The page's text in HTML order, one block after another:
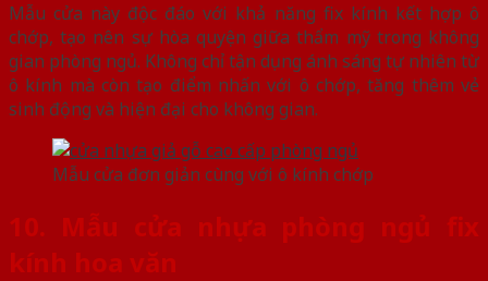
Mẫu cửa này độc đáo với khả năng fix kính kết hợp ô
chớp, tạo nên sự hòa quyện giữa thẩm mỹ trong không
gian phòng ngủ. Không chỉ tận dụng ánh sáng tự nhiên từ
ô kính mà còn tạo điểm nhấn với ô chớp, tăng thêm vẻ
sinh động và hiện đại cho không gian.
Mẫu cửa đơn giản cùng với ô kính chớp
10. Mẫu cửa nhựa phòng ngủ fix
kính hoa văn